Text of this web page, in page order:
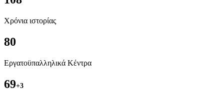
Χρόνια ιστορίας
80
Εργατοϋπαλληλικά Κέντρα
69+3